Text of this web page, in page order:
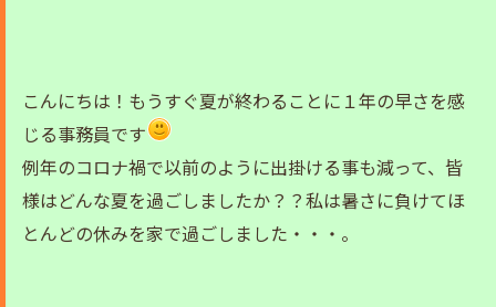
こんにちは！もうすぐ夏が終わることに１年の早さを感
じる事務員です
例年のコロナ禍で以前のように出掛ける事も減って、皆
様はどんな夏を過ごしましたか？？私は暑さに負けてほ
とんどの休みを家で過ごしました・・・。